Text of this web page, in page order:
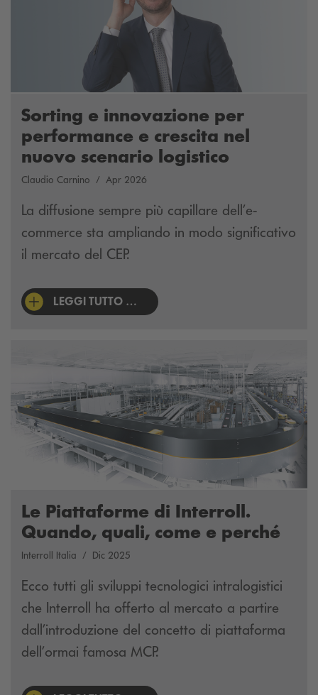
Sorting e innovazione per
performance e crescita nel
nuovo scenario logistico
Claudio Carnino Apr 2026
La diffusione sempre più capillare dell’e-
commerce sta ampliando in modo significativo
il mercato del CEP.
LEGGI TUTTO …
Le Piattaforme di Interroll.
Quando, quali, come e perché
Interroll Italia Dic 2025
Ecco tutti gli sviluppi tecnologici intralogistici
che Interroll ha offerto al mercato a partire
dall’introduzione del concetto di piattaforma
dell’ormai famosa MCP.